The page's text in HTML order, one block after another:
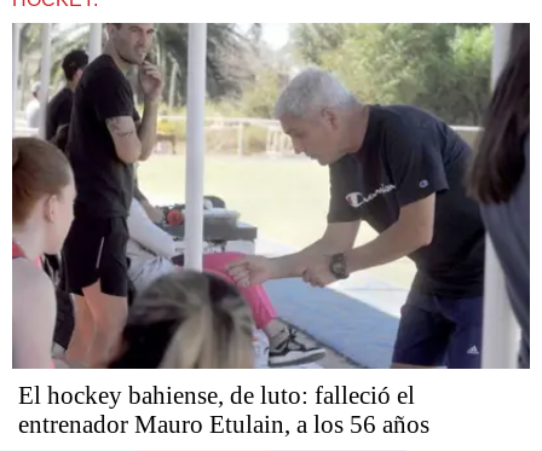
El hockey bahiense, de luto: falleció el
entrenador Mauro Etulain, a los 56 años